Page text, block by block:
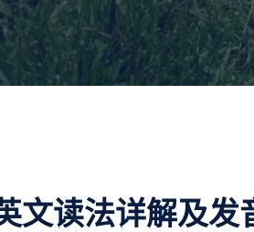
文读法详解及发